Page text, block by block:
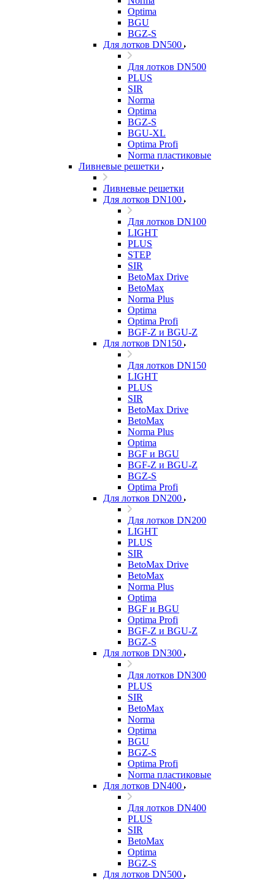
Optima
BGU
BGZ-S
Для лотков DN500
Для лотков DN500
PLUS
SIR
Norma
Optima
BGZ-S
BGU-XL
Optima Profi
Norma пластиковые
Ливневые решетки
Ливневые решетки
Для лотков DN100
Для лотков DN100
LIGHT
PLUS
STEP
SIR
BetoMax Drive
BetoMax
Norma Plus
Optima
Optima Profi
BGF-Z и BGU-Z
Для лотков DN150
Для лотков DN150
LIGHT
PLUS
SIR
BetoMax Drive
BetoMax
Norma Plus
Optima
BGF и BGU
BGF-Z и BGU-Z
BGZ-S
Optima Profi
Для лотков DN200
Для лотков DN200
LIGHT
PLUS
SIR
BetoMax Drive
BetoMax
Norma Plus
Optima
BGF и BGU
Optima Profi
BGF-Z и BGU-Z
BGZ-S
Для лотков DN300
Для лотков DN300
PLUS
SIR
BetoMax
Norma
Optima
BGU
BGZ-S
Optima Profi
Norma пластиковые
Для лотков DN400
Для лотков DN400
PLUS
SIR
BetoMax
Optima
BGZ-S
Для лотков DN500